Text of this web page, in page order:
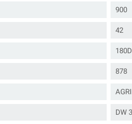
900
42
180D
878
DW